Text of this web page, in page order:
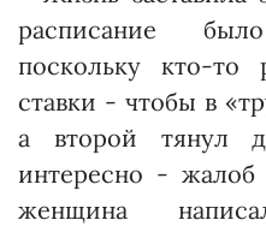
расписание
поскольку кто-то
ставки - чтобы в
а второй тянул
интересно -
женщина